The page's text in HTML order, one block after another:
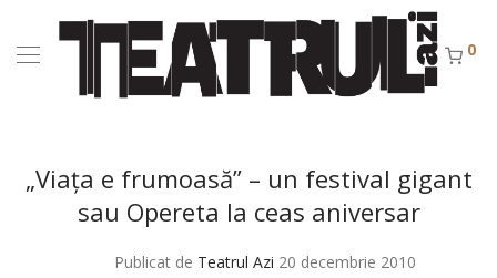
0
„Viaţa e frumoasă” – un festival gigant
sau Opereta la ceas aniversar
Publicat de Teatrul Azi 20 decembrie 2010